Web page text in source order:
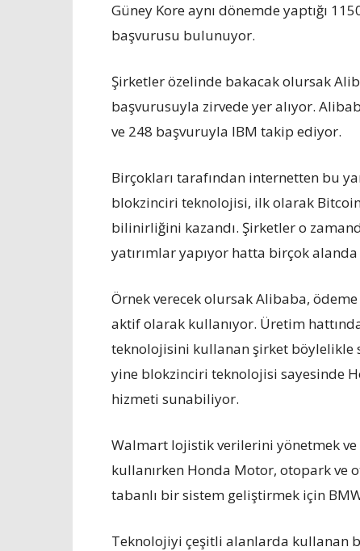
Güney Kore aynı dönemde yaptığı
başvurusu bulunuyor.
Şirketler özelinde bakacak olursak
başvurusuyla zirvede yer alıyor.
ve 248 başvuruyla IBM takip ediyor.
Birçokları tarafından internetten bu
blokzinciri teknolojisi, ilk olarak
bilinirliğini kazandı. Şirketler o
yatırımlar yapıyor hatta birçok
Örnek verecek olursak Alibaba,
aktif olarak kullanıyor. Üretim
teknolojisini kullanan şirket böylelikle
yine blokzinciri teknolojisi sayesinde
hizmeti sunabiliyor.
Walmart lojistik verilerini yönetmek
kullanırken Honda Motor, otopark ve
tabanlı bir sistem geliştirmek için
Teknolojiyi çeşitli alanlarda kullanan